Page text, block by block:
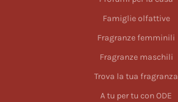
Famiglie olfattive
Fragranze femminili
Fragranze maschili
Trova la tua fragranza
A tu per tu con ODE